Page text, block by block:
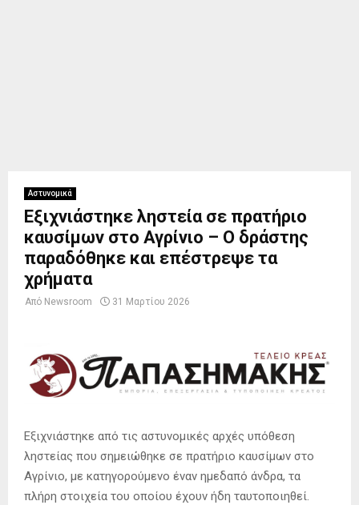
Αστυνομικά
Εξιχνιάστηκε ληστεία σε πρατήριο
καυσίμων στο Αγρίνιο – Ο δράστης
παραδόθηκε και επέστρεψε τα
χρήματα
Από Newsroom 31 Μαρτίου 2026
Εξιχνιάστηκε από τις αστυνομικές αρχές υπόθεση
ληστείας που σημειώθηκε σε πρατήριο καυσίμων στο
Αγρίνιο, με κατηγορούμενο έναν ημεδαπό άνδρα, τα
πλήρη στοιχεία του οποίου έχουν ήδη ταυτοποιηθεί.